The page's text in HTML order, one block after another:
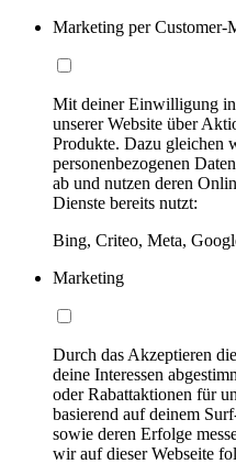
Marketing per Customer-
Mit deiner Einwilligung
unserer Website über
Produkte. Dazu gleichen
personenbezogenen
ab und nutzen deren
Dienste bereits nutzt:
Bing, Criteo, Meta,
Marketing
Durch das Akzeptieren
deine Interessen
oder Rabattaktionen für
basierend auf deinem
sowie deren Erfolge
wir auf dieser Webseite